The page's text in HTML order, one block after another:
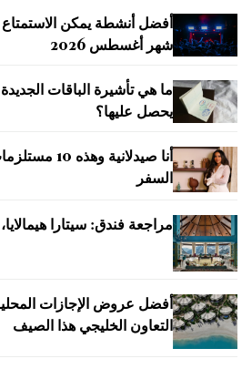
أفضل أنشطة يمكن الاستمتاع
شهر أغسطس 2026
ما هي تأشيرة الباقات
يحصل عليها؟
أنا صيدلانية
السفر
مراجعة فندق: سيتارا هيمالايا،
أفضل عروض الإجازات
التعاون الخليجي هذا الصيف